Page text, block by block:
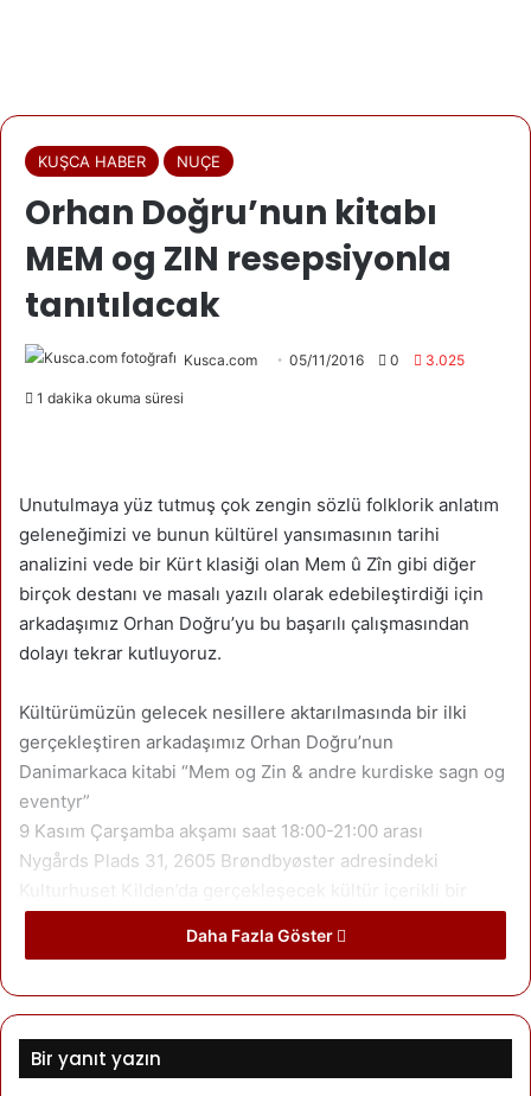
KUŞCA HABER NUÇE
Orhan Doğru’nun kitabı
MEM og ZIN resepsiyonla
tanıtılacak
Kusca.com 05/11/2016 0 3.025
1 dakika okuma süresi
Unutulmaya yüz tutmuş çok zengin sözlü folklorik anlatım
geleneğimizi ve bunun kültürel yansımasının tarihi
analizini vede bir Kürt klasiği olan Mem û Zîn gibi diğer
birçok destanı ve masalı yazılı olarak edebileştirdiği için
arkadaşımız Orhan Doğru’yu bu başarılı çalışmasından
dolayı tekrar kutluyoruz.
Kültürümüzün gelecek nesillere aktarılmasında bir ilki
gerçekleştiren arkadaşımız Orhan Doğru’nun
Danimarkaca kitabi “Mem og Zin & andre kurdiske sagn og
eventyr”
9 Kasım Çarşamba akşamı saat 18:00-21:00 arası
Nygårds Plads 31, 2605 Brøndbyøster adresindeki
Kulturhuset Kilden’da gerçekleşecek kültür içerikli bir
resepsiyonla biz okuyucularıyla buluşacak.
Saat 18 – 19: Aperatif atıştırmalar, içecek, canlı müzik ve
kitap imza.
Saat 19 – 20: Konuşmacılar ve kitaptan dinleti.
Daha Fazla Göster
Bir yanıt yazın